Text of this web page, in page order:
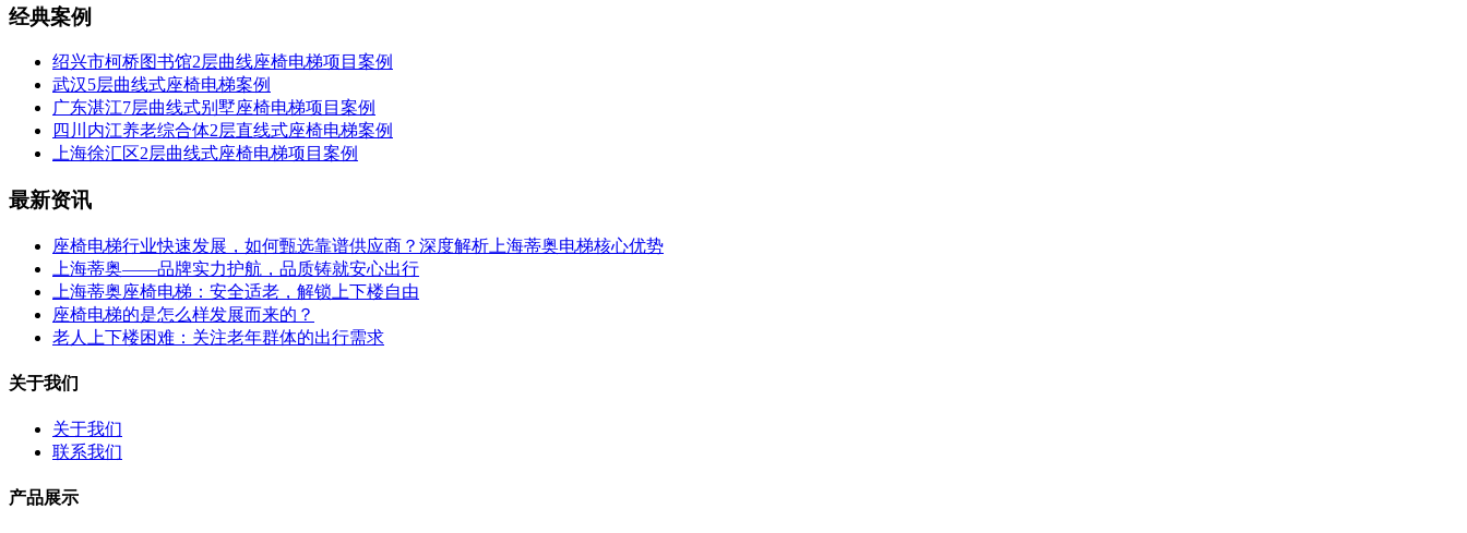
经典案例
绍兴市柯桥图书馆2层曲线座椅电梯项目案例
武汉5层曲线式座椅电梯案例
广东湛江7层曲线式别墅座椅电梯项目案例
四川内江养老综合体2层直线式座椅电梯案例
上海徐汇区2层曲线式座椅电梯项目案例
最新资讯
座椅电梯行业快速发展，如何甄选靠谱供应商？深度解析上海蒂奥电梯核心优势
上海蒂奥——品牌实力护航，品质铸就安心出行
上海蒂奥座椅电梯：安全适老，解锁上下楼自由
座椅电梯的是怎么样发展而来的？
老人上下楼困难：关注老年群体的出行需求
关于我们
关于我们
联系我们
产品展示